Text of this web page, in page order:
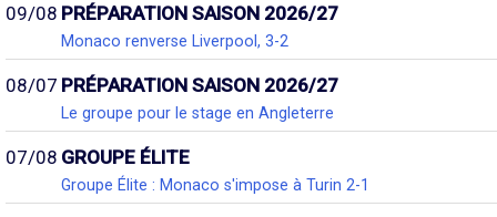
09/08 PRÉPARATION SAISON 2026/27
Monaco renverse Liverpool, 3-2
08/07 PRÉPARATION SAISON 2026/27
Le groupe pour le stage en Angleterre
07/08 GROUPE ÉLITE
Groupe Élite : Monaco s'impose à Turin 2-1